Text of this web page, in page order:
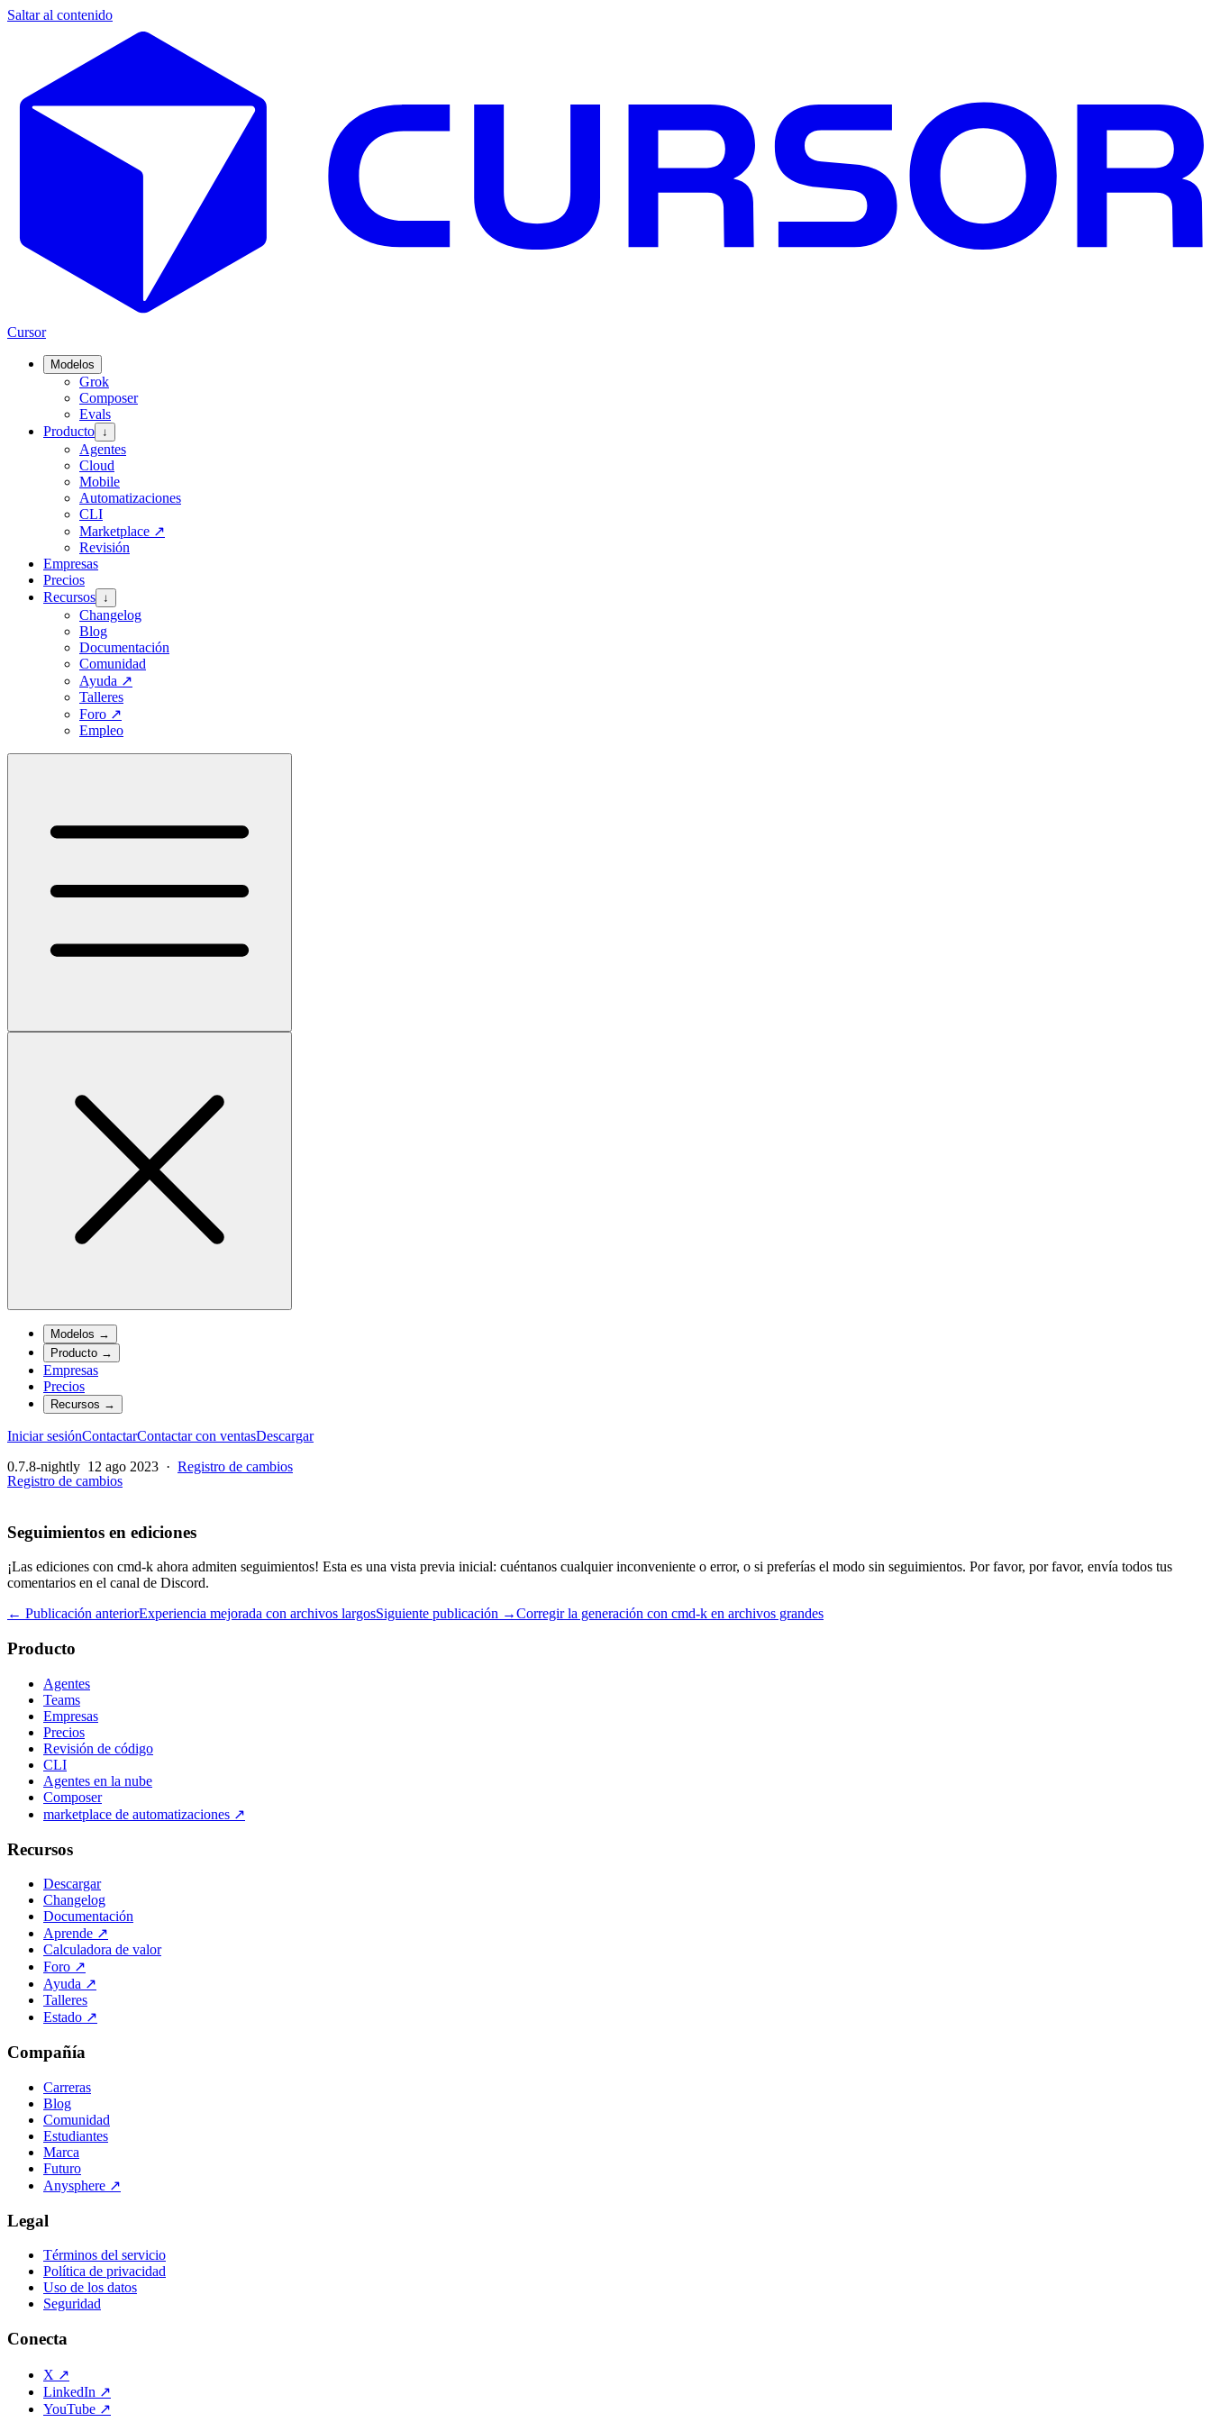
Saltar al contenido
Cursor
Modelos
Grok
Composer
Evals
Producto ↓
Agentes
Cloud
Mobile
Automatizaciones
CLI
Marketplace ↗
Revisión
Empresas
Precios
Recursos ↓
Changelog
Blog
Documentación
Comunidad
Ayuda ↗
Talleres
Foro ↗
Empleo
Modelos →
Producto →
Empresas
Precios
Recursos →
Iniciar sesiónContactarContactar con ventasDescargar
0.7.8-nightly 12 ago 2023 · Registro de cambios
Registro de cambios
Seguimientos en ediciones
¡Las ediciones con cmd-k ahora admiten seguimientos! Esta es una vista previa inicial: cuéntanos cualquier inconveniente o error, o si preferías el modo sin seguimientos. Por favor, por favor, envía todos tus
comentarios en el canal de Discord.
← Publicación anteriorExperiencia mejorada con archivos largosSiguiente publicación →Corregir la generación con cmd-k en archivos grandes
Producto
Agentes
Teams
Empresas
Precios
Revisión de código
CLI
Agentes en la nube
Composer
marketplace de automatizaciones ↗
Recursos
Descargar
Changelog
Documentación
Aprende ↗
Calculadora de valor
Foro ↗
Ayuda ↗
Talleres
Estado ↗
Compañía
Carreras
Blog
Comunidad
Estudiantes
Marca
Futuro
Anysphere ↗
Legal
Términos del servicio
Política de privacidad
Uso de los datos
Seguridad
Conecta
X ↗
LinkedIn ↗
YouTube ↗